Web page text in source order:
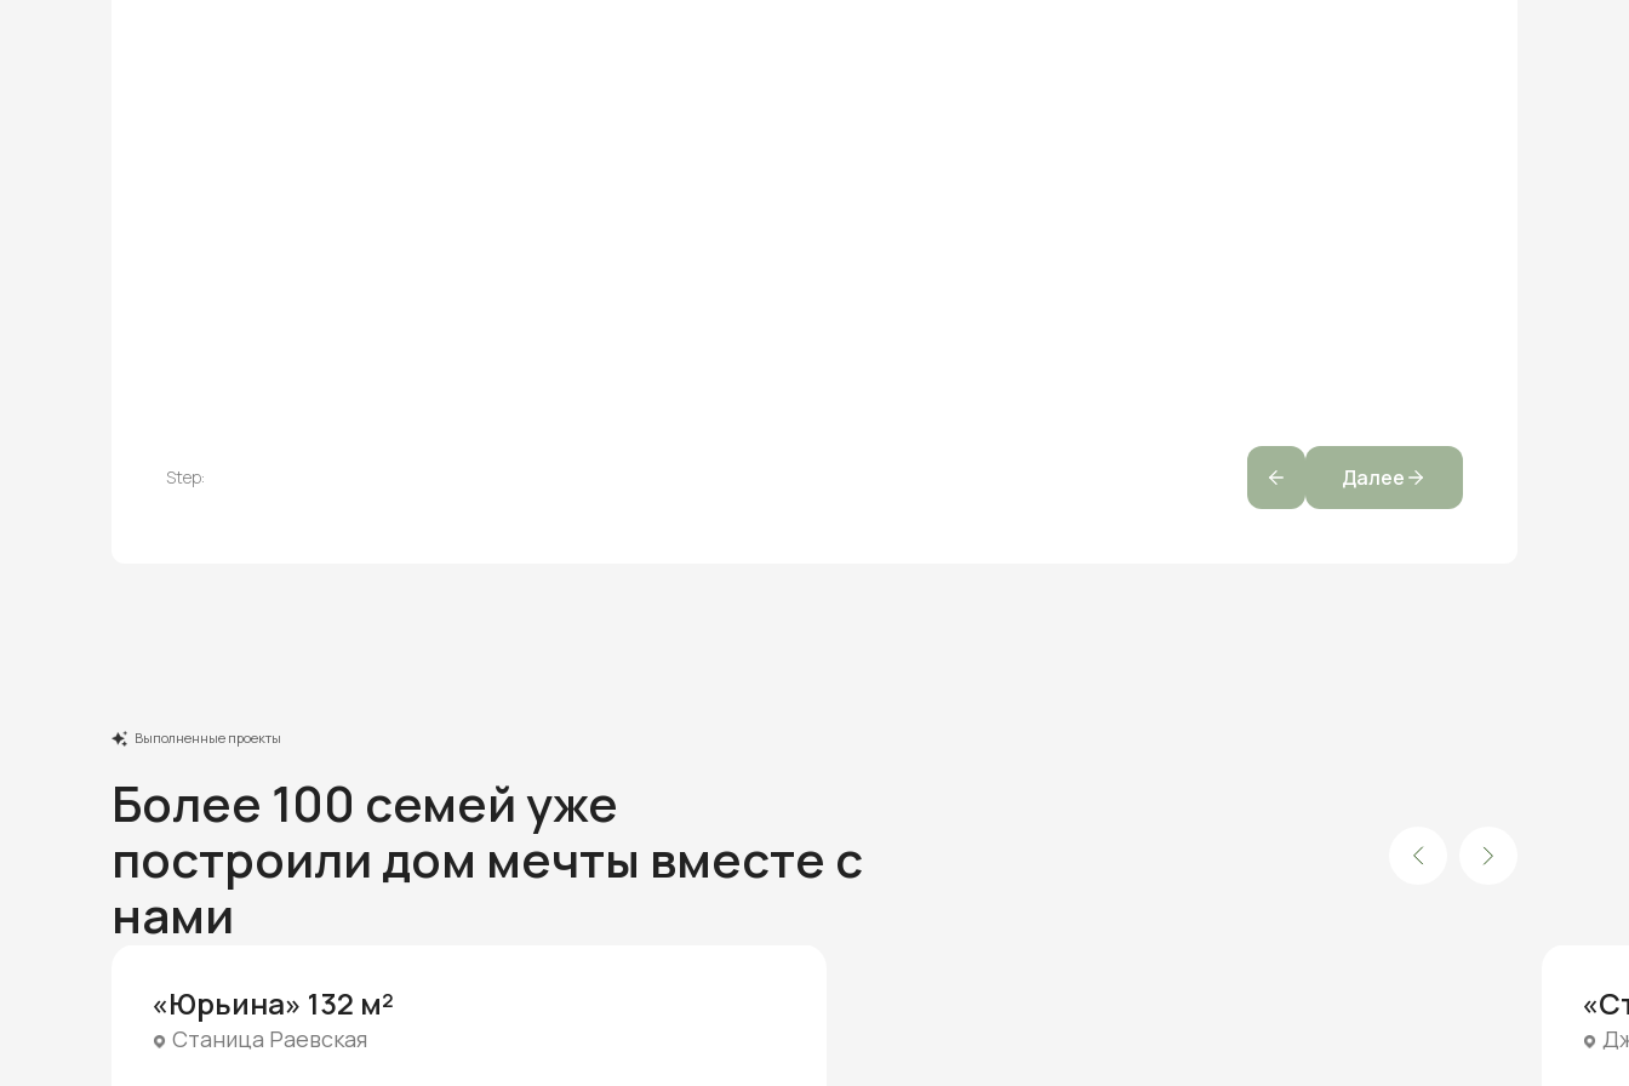
Step: Далее
Более 100 семей уже
построили дом мечты вместе с
нами
Выполненные проекты
«Юрьина» 132 м²
Станица Раевская